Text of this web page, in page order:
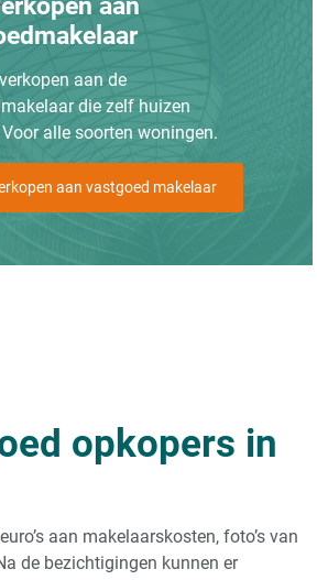
aan
aan de
die zelf huizen
alle soorten woningen.
aan vastgoed makelaar
opkopers in
aan makelaarskosten, foto’s van
de bezichtigingen kunnen er